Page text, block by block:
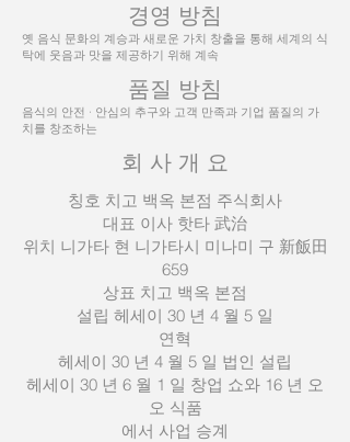
경영 방침
옛 음식 문화의 계승과 새로운 가치 창출을 통해 세계의 식
탁에 웃음과 맛을 제공하기 위해 계속
품질 방침
음식의 안전 · 안심의 추구와 고객 만족과 기업 품질의 가
치를 창조하는
회 사 개 요
칭호 치고 백옥 본점 주식회사
대표 이사 핫타 武治
위치 니가타 현 니가타시 미나미 구 新飯田
659
상표 치고 백옥 본점
설립 헤세이 30 년 4 월 5 일
연혁
헤세이 30 년 4 월 5 일 법인 설립
헤세이 30 년 6 월 1 일 창업 쇼와 16 년 오
오 식품
에서 사업 승계